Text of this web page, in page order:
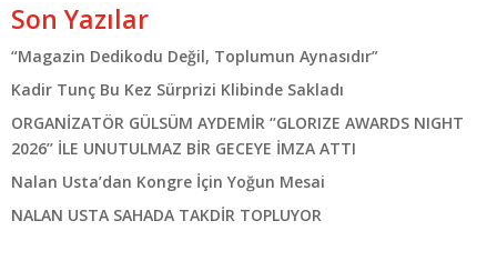
Son Yazılar
“Magazin Dedikodu Değil, Toplumun Aynasıdır”
Kadir Tunç Bu Kez Sürprizi Klibinde Sakladı
ORGANİZATÖR GÜLSÜM AYDEMİR ‘’GLORIZE AWARDS NIGHT
2026’’ İLE UNUTULMAZ BİR GECEYE İMZA ATTI
Nalan Usta’dan Kongre İçin Yoğun Mesai
NALAN USTA SAHADA TAKDİR TOPLUYOR